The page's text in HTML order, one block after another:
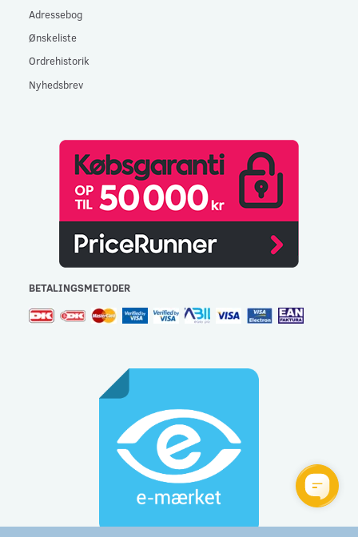
Adressebog
Ønskeliste
Ordrehistorik
Nyhedsbrev
BETALINGSMETODER